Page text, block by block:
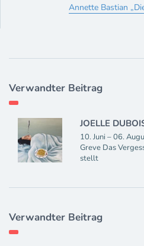
Annette Bastian
Verwandter Beitrag
JOELLE
10. Juni – 06.
Greve Das
stellt
Verwandter Beitrag